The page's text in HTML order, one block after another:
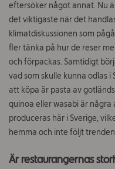
eftersöker något annat. Nu
det viktigaste när det
klimatdiskussionen som
fler tänka på hur de reser
och förpackas. Samtidigt
vad som skulle kunna odlas
att köpa är pasta av
quinoa eller wasabi är
produceras här i Sverige,
hemma och inte följt
Är restaurangernas